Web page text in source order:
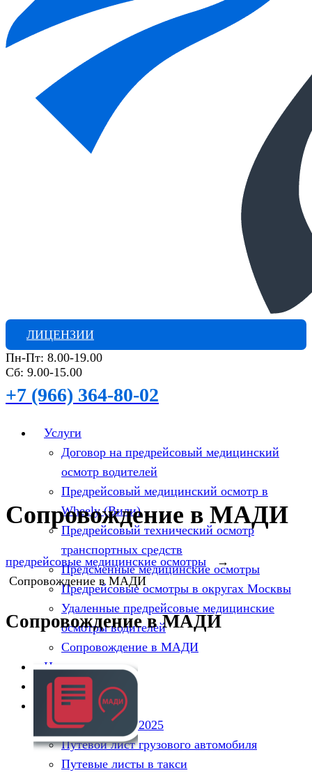
ЛИЦЕНЗИИ
Пн-Пт: 8.00-19.00
Сб: 9.00-15.00
+7 (966) 364-80-02
Услуги
Договор на предрейсовый медицинский
осмотр водителей
Предрейсовый медицинский осмотр в
Wheely (Вили)
Предрейсовый технический осмотр
транспортных средств
Предсменные медицинские осмотры
Предрейсовые осмотры в округах Москвы
Удаленные предрейсовые медицинские
осмотры водителей
Сопровождение в МАДИ
Цены
Бланки
Путевые листы
Путевой лист 2025
Путевой лист грузового автомобиля
Путевые листы в такси
Сопровождение в МАДИ
предрейсовые медицинские осмотры
→
Сопровождение в МАДИ
Сопровождение в МАДИ